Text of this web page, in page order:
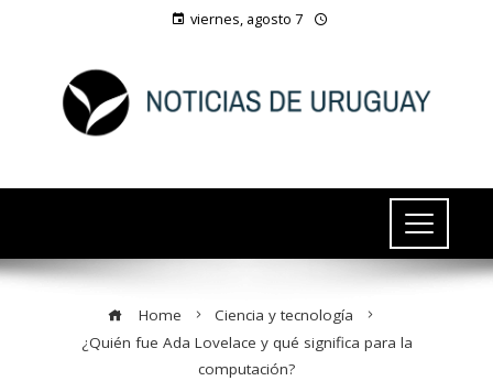
viernes, agosto 7
Home
Ciencia y tecnología
¿Quién fue Ada Lovelace y qué significa para la
computación?